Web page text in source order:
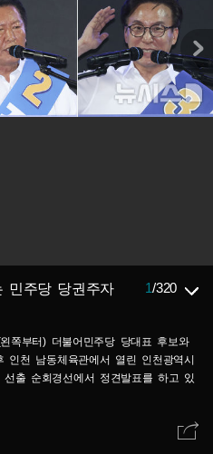
민주당 당권주자
1/320
쪽부터) 더불어민주당 당대표 후보와
천 남동체육관에서 열린 인천광역시
출 순회경선에서 정견발표를 하고 있